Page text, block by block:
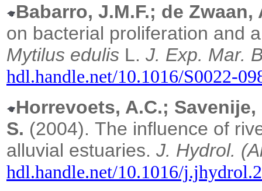
Babarro, J.M.F.; de Zwaan,
on bacterial proliferation and
Mytilus edulis L. J. Exp. Mar.
hdl.handle.net/10.1016/S0022-
Horrevoets, A.C.;
S. (2004). The influence of
alluvial estuaries. J. Hydrol.
hdl.handle.net/10.1016/